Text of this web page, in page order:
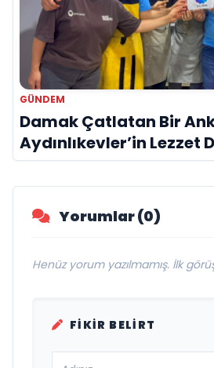
GÜNDEM
Damak Çatlatan Bir
Aydınlıkevler’in Lezzet
Damak
Yorumlar (0)
Henüz yorum yazılmamış. İlk
FIKIR BELIRT